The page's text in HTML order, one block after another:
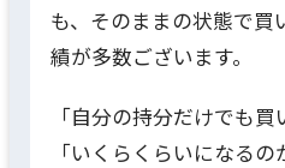
も、そのままの状態で買
績が多数ございます。
「自分の持分だけでも買
「いくらくらいになるの